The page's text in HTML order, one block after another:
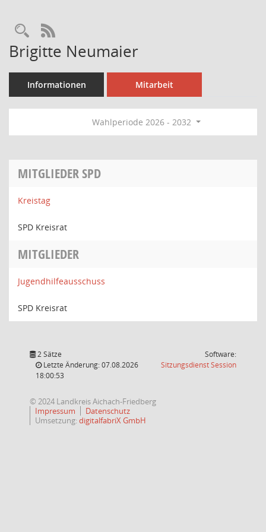
Rechercheauswahl
RSS-Feed
Brigitte Neumaier
Informationen Mitarbeit
Wahlperiode 2026 - 2032
MITGLIEDER SPD
Kreistag
SPD Kreisrat
MITGLIEDER
Jugendhilfeausschuss
SPD Kreisrat
2 Sätze
Letzte Änderung: 07.08.2026
18:00:53
Software:
SitzungsdienstSession(Wird in
© 2024 Landkreis Aichach-Friedberg
Impressum
Datenschutz
Umsetzung:digitalfabriX GmbH